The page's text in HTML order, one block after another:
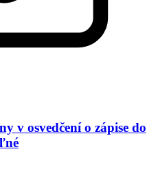
v osvedčení o zápise do